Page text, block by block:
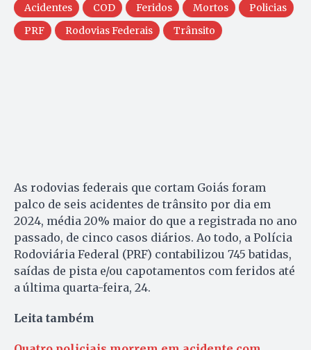
Acidentes COD Feridos Mortos
Policias
PRF
Rodovias Federais Trânsito
As rodovias federais que cortam Goiás foram
palco de seis acidentes de trânsito por dia em
2024, média 20% maior do que a registrada no ano
passado, de cinco casos diários. Ao todo, a Polícia
Rodoviária Federal (PRF) contabilizou 745 batidas,
saídas de pista e/ou capotamentos com feridos até
a última quarta-feira, 24.
Leita também